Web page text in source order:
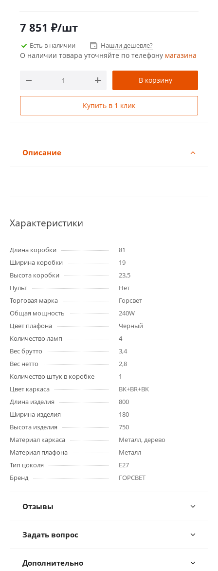
7 851 ₽/шт
Есть в наличии Нашли дешевле?
О наличии товара уточняйте по телефону магазина
В корзину
Купить в 1 клик
Описание
Характеристики
Длина коробки
81
Ширина коробки
19
Высота коробки
23,5
Пульт
Нет
Торговая марка
Горсвет
Общая мощность
240W
Цвет плафона
Черный
Количество ламп
4
Вес брутто
3,4
Вес нетто
2,8
Количество штук в коробке
1
Цвет каркаса
BK+BR+BK
Длина изделия
800
Ширина изделия
180
Высота изделия
750
Материал каркаса
Металл, дерево
Материал плафона
Металл
Тип цоколя
E27
Бренд
ГОРСВЕТ
Отзывы
Задать вопрос
Дополнительно